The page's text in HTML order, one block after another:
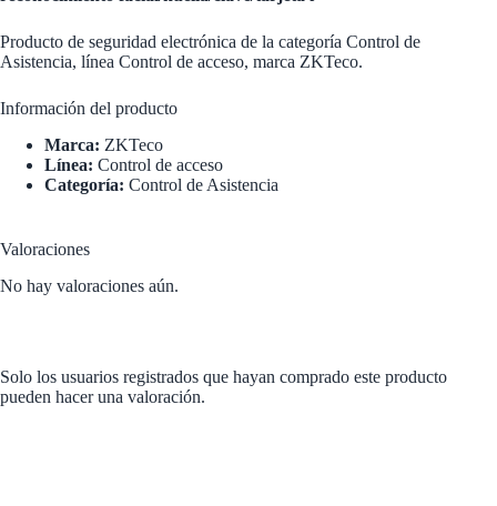
Producto de seguridad electrónica de la categoría Control de
Asistencia, línea Control de acceso, marca ZKTeco.
Información del producto
Marca: ZKTeco
Línea: Control de acceso
Categoría: Control de Asistencia
Valoraciones
No hay valoraciones aún.
Solo los usuarios registrados que hayan comprado este producto
pueden hacer una valoración.